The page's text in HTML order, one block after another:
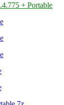
+ Portable